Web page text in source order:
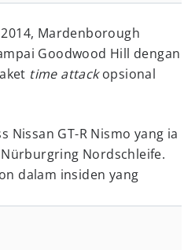
Mardenborough
Goodwood Hill dengan
time attackopsional
Nissan GT-R Nismo yang ia
Nordschleife.
dalam insiden yang